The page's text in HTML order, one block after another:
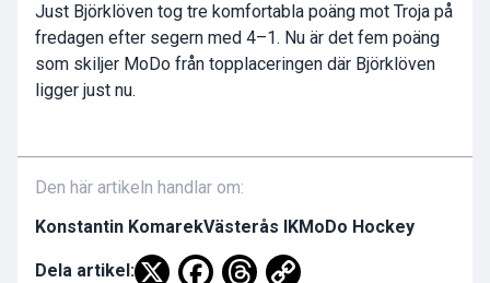
Just Björklöven tog tre komfortabla poäng mot Troja på
fredagen efter segern med 4–1. Nu är det fem poäng
som skiljer MoDo från topplaceringen där Björklöven
ligger just nu.
Den här artikeln handlar om:
Konstantin KomarekVästerås IKMoDo Hockey
Dela artikel: